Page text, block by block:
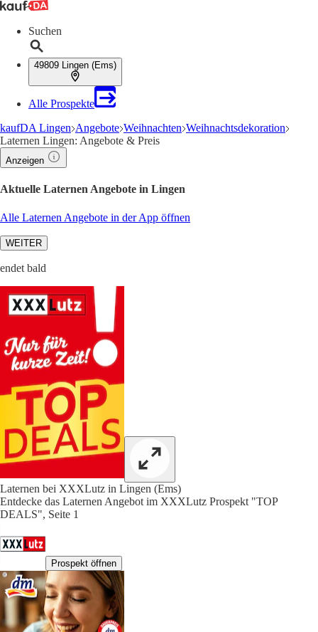
Suchen
49809 Lingen (Ems)
Alle Prospekte
kaufDA Lingen Angebote Weihnachten Weihnachtsdekoration
Laternen Lingen: Angebote & Preis
Anzeigen
Aktuelle Laternen Angebote in Lingen
Alle Laternen Angebote in der App öffnen
WEITER
endet bald
Laternen bei XXXLutz in Lingen (Ems)
Entdecke das Laternen Angebot im XXXLutz Prospekt "TOP
DEALS", Seite 1
Prospekt öffnen